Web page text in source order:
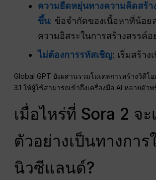
ความยืดหยุ่นทางความคิดสร้า
ขึ้น: ข้อจำกัดของเนื้อหาที่น้อย
ความอิสระในการสร้างสรรค์อ
ไม่ต้องการรหัสเชิญ: เริ่มสร้า
Global GPT ยังผสานรวมโมเดลการสร้างวิดีโ
3.1 ให้ผู้ใช้สามารถเข้าถึงเครื่องมือ AI หลายตัว
เมื่อไหร่ที่ Sora 2 จะ
ตัวอย่างเป็นทางการ
นิวซีแลนด์?